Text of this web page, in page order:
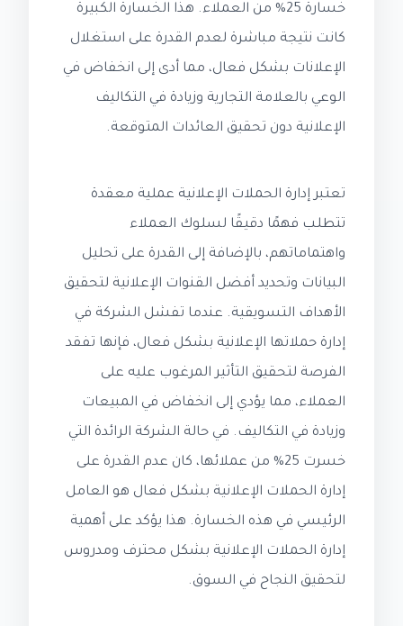
خسارة 25% من العملاء. هذا الخسارة الكبيرة
كانت نتيجة مباشرة لعدم القدرة على استغلال
الإعلانات بشكل فعال، مما أدى إلى انخفاض في
الوعي بالعلامة التجارية وزيادة في التكاليف
الإعلانية دون تحقيق العائدات المتوقعة.
تعتبر إدارة الحملات الإعلانية عملية معقدة
تتطلب فهمًا دقيقًا لسلوك العملاء
واهتماماتهم، بالإضافة إلى القدرة على تحليل
البيانات وتحديد أفضل القنوات الإعلانية لتحقيق
الأهداف التسويقية. عندما تفشل الشركة في
إدارة حملاتها الإعلانية بشكل فعال، فإنها تفقد
الفرصة لتحقيق التأثير المرغوب عليه على
العملاء، مما يؤدي إلى انخفاض في المبيعات
وزيادة في التكاليف. في حالة الشركة الرائدة التي
خسرت 25% من عملائها، كان عدم القدرة على
إدارة الحملات الإعلانية بشكل فعال هو العامل
الرئيسي في هذه الخسارة. هذا يؤكد على أهمية
إدارة الحملات الإعلانية بشكل محترف ومدروس
لتحقيق النجاح في السوق.